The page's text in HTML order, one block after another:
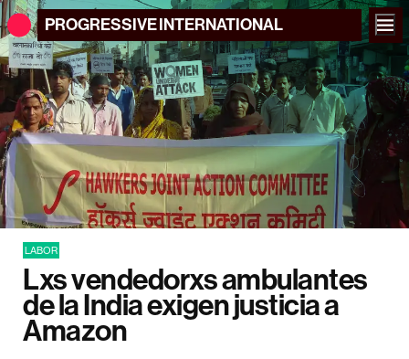
PROGRESSIVEINTERNATIONAL
LABOR
Lxs vendedorxs ambulantes
de la India exigen justicia a
Amazon